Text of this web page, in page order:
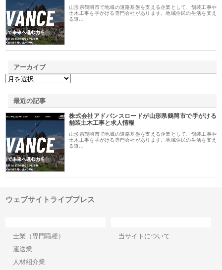
山形県鶴岡市で地域の道路基盤を支える企業として、舗装工事や
土木工事を手がける専門会社があります。地域住民の生活を支え
る道…
アーカイブ
最近の記事
株式会社アドバンスロードが山形県鶴岡市で手がける
舗装土木工事と求人情報
山形県鶴岡市で地域の道路基盤を支える企業として、舗装工事や
土木工事を手がける専門会社があります。地域住民の生活を支え
る道…
ウェブサイトライブプレス
士業（専門職種）
運送業
人材紹介業
当サイトについて